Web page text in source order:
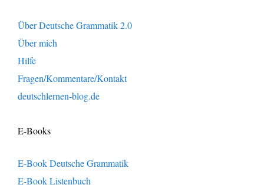
Über Deutsche Grammatik 2.0
Über mich
Hilfe
Fragen/Kommentare/Kontakt
deutschlernen-blog.de
E-Books
E-Book Deutsche Grammatik
E-Book Listenbuch